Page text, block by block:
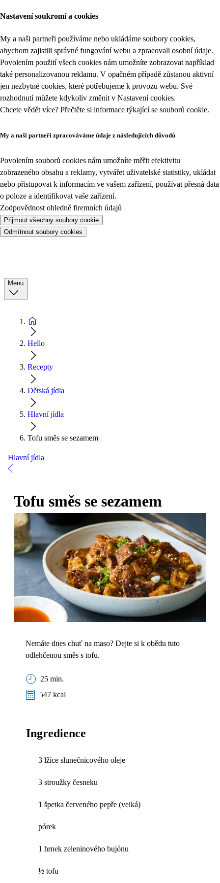
Nastavení soukromí a cookies
My a naši partneři používáme nebo ukládáme soubory cookies,
abychom zajistili správné fungování webu a zpracovali osobní údaje.
Povolením použití všech cookies nám umožníte zobrazovat například
také personalizovanou reklamu. V opačném případě zůstanou aktivní
jen nezbytné cookies, které potřebujeme k provozu webu. Své
rozhodnutí můžete kdykoliv změnit v Nastavení cookies.
Chcete vědět více? Přečtěte si informace týkající se souborů cookie.
My a naši partneři zpracováváme údaje z následujících důvodů
Povolením souborů cookies nám umožníte měřit efektivitu
zobrazeného obsahu a reklamy, vytvářet uživatelské statistiky, ukládat
nebo přistupovat k informacím ve vašem zařízení, používat přesná data
o poloze a identifikovat vaše zařízení.
Zodpovědnost ohledně firemních údajů
Přijmout všechny soubory cookie
Odmítnout soubory cookies
Menu
Hello
Recepty
Dětská jídla
Hlavní jídla
Tofu směs se sezamem
Hlavní jídla
Tofu směs se sezamem
Nemáte dnes chuť na maso? Dejte si k obědu tuto
odlehčenou směs s tofu.
25 min.
547 kcal
Ingredience
3 lžíce slunečnicového oleje
3 stroužky česneku
1 špetka červeného pepře (velká)
pórek
1 hrnek zeleninového bujónu
½ tofu